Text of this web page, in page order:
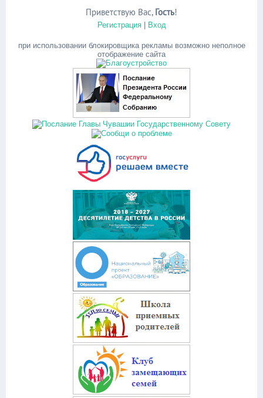
Приветствую Вас, Гость!
Регистрация| Вход
при использовании блокировщика рекламы возможно неполное
отображение сайта